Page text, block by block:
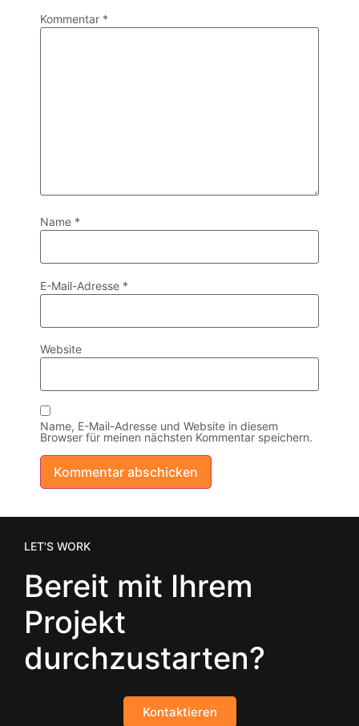
Kommentar *
Name *
E-Mail-Adresse *
Website
Name, E-Mail-Adresse und Website in diesem
Browser für meinen nächsten Kommentar speichern.
LET'S WORK
Bereit mit Ihrem
Projekt
durchzustarten?
Kontaktieren